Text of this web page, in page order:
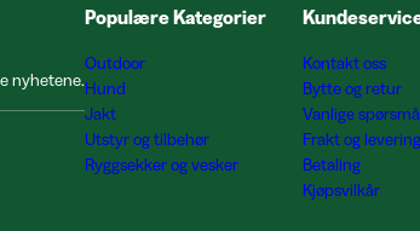
nyhetene.
Populære Kategorier
Outdoor
Hund
Jakt
Utstyr og tilbehør
Ryggsekker og vesker
Kontakt oss
Bytte og retur
Vanlige
Frakt og levering
Betaling
Kjøpsvilkår